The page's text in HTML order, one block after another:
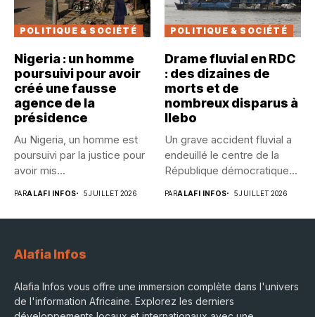
POLITIQUE & SOCIÉTÉ
Nigeria : un homme
poursuivi pour avoir
créé une fausse
agence de la
présidence
Au Nigeria, un homme est
poursuivi par la justice pour
avoir mis...
PARALAFI INFOS 5 JUILLET 2026
POLITIQUE & SOCIÉTÉ
Drame fluvial en RDC
: des dizaines de
morts et de
nombreux disparus à
Ilebo
Un grave accident fluvial a
endeuillé le centre de la
République démocratique...
PARALAFI INFOS 5 JUILLET 2026
Alafia Infos
Alafia Infos vous offre une immersion complète dans l'univers
de l'information Africaine. Explorez les derniers